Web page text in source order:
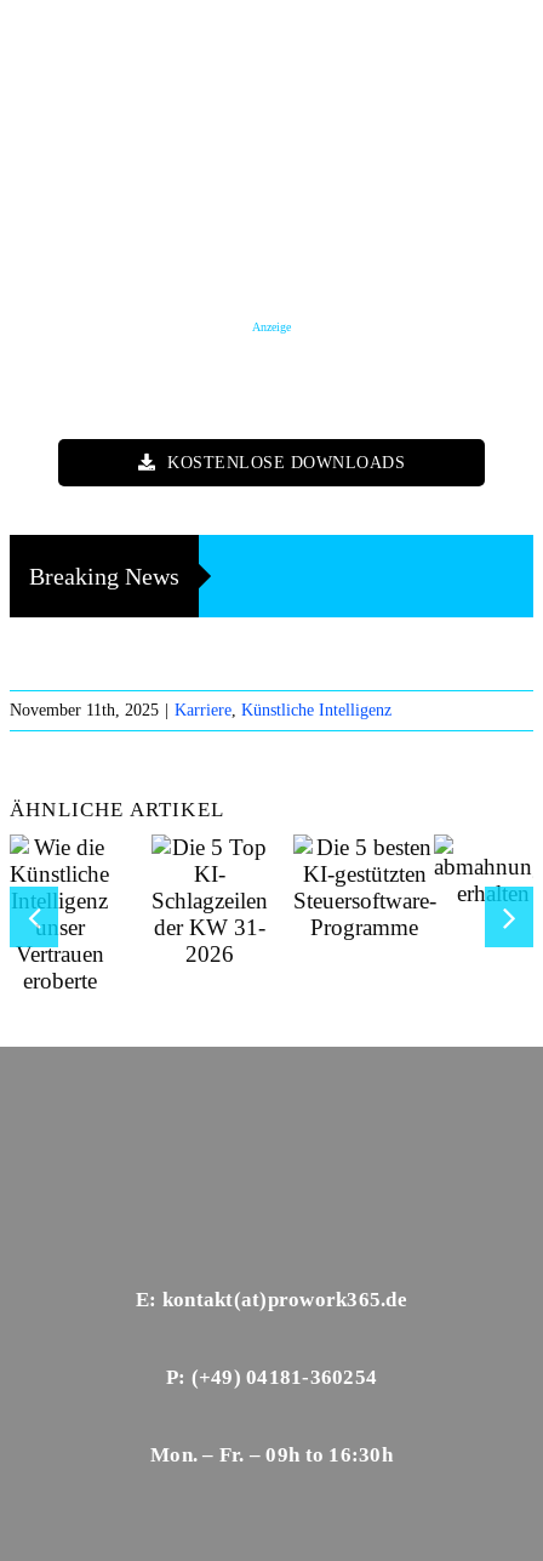
Anzeige
KOSTENLOSE DOWNLOADS
Breaking News
November 11th, 2025 | Karriere Künstliche Intelligenz
ÄHNLICHE ARTIKEL
E: kontakt(at)prowork365.de
P: (+49) 04181-360254
Mon. – Fr. – 09h to 16:30h